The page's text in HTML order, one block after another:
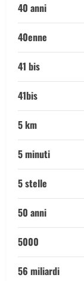
40 anni
40enne
41 bis
41bis
5 km
5 minuti
5 stelle
50 anni
5000
56 miliardi